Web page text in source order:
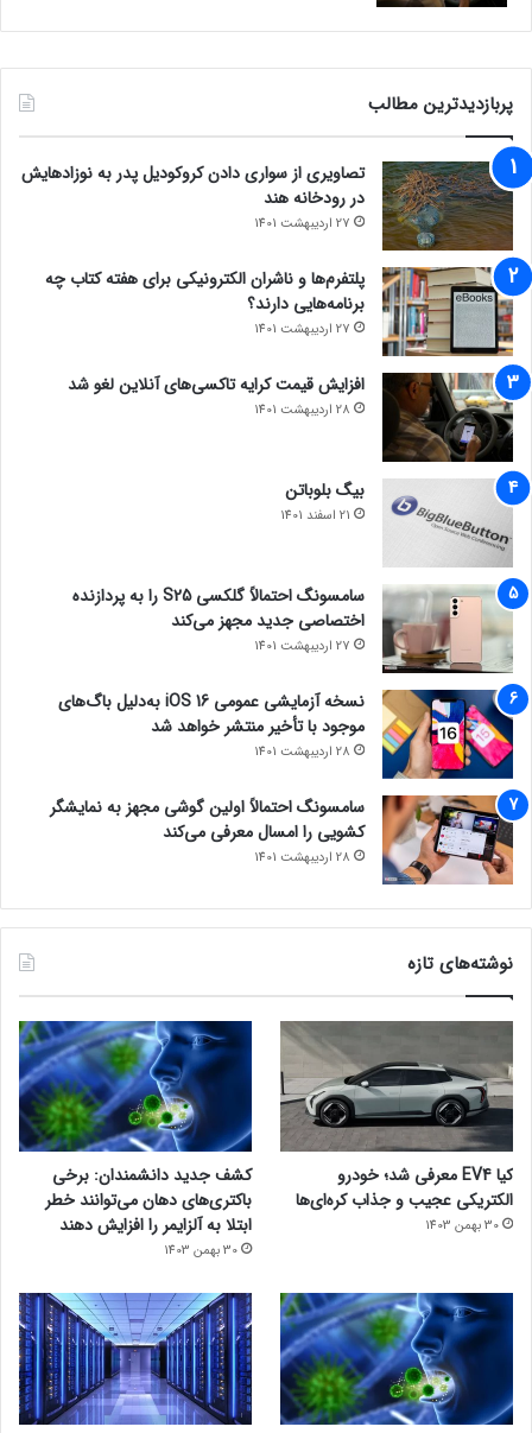
پربازدیدترین مطالب
تصاویری از سواری دادن کروکودیل پدر به نوزادهایش
در رودخانه هند
27 اردیبهشت 1401
پلتفرم‌ها و ناشران الکترونیکی برای هفته کتاب چه
برنامه‌هایی دارند؟
27 اردیبهشت 1401
افزایش قیمت کرایه تاکسی‌های آنلاین لغو شد
28 اردیبهشت 1401
بیگ بلوباتن
21 اسفند 1401
سامسونگ احتمالاً گلکسی S25 را به پردازنده
اختصاصی جدید مجهز می‌کند
27 اردیبهشت 1401
نسخه آزمایشی عمومی iOS 16 به‌دلیل باگ‌های
موجود با تأخیر منتشر خواهد شد
28 اردیبهشت 1401
سامسونگ احتمالاً اولین گوشی مجهز به نمایشگر
کشویی را امسال معرفی می‌کند
28 اردیبهشت 1401
نوشته‌های تازه
کیا EV4 معرفی شد؛ خودرو
الکتریکی عجیب و جذاب کره‌ای‌ها
30 بهمن 1403
کشف جدید دانشمندان: برخی
باکتری‌های دهان می‌توانند خطر
ابتلا به آلزایمر را افزایش دهند
30 بهمن 1403